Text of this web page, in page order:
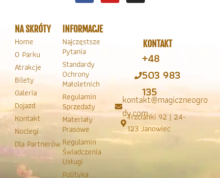
NA SKRÓTY
Home
O Parku
Atrakcje
Bilety
Galeria
Dojazd
Kontakt
Noclegi
Dla Partnerów
INFORMACJE
Najczęstsze
Pytania
Standardy
Ochrony
Małoletnich
Regulamin
Sprzedaży
Materiały
Prasowe
Regulamin
Świadczenia
Usługi
Polityka
KONTAKT
+48
503 983
135
kontakt@magiczneogro
dy.com
Trzcianki 92 | 24-
123 Janowiec